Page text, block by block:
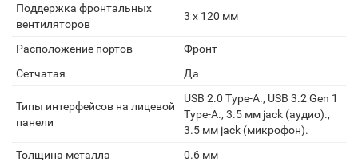
Поддержка фронтальных
вентиляторов
3 x 120 мм
Расположение портов
Фронт
Сетчатая
Да
Типы интерфейсов на лицевой
панели
USB 2.0 Type-A., USB 3.2 Gen 1
Type-A., 3.5 мм jack (аудио).,
3.5 мм jack (микрофон).
Толщина металла
0.6 мм